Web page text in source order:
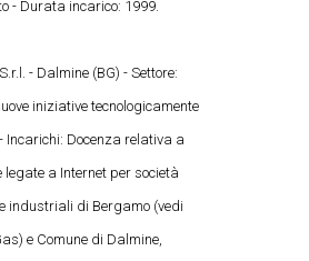
- Durata incarico: 1999.
- Dalmine (BG) - Settore:
iniziative tecnologicamente
Incarichi: Docenza relativa a
legate a Internet per società
industriali di Bergamo (vedi
e Comune di Dalmine,